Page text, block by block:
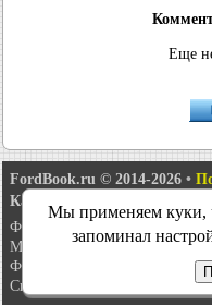
Еще
FordBook.ru © 2014-2026 •
Карта сайта
Фокус 1
Мондео 2•Мондео 3•
Фиеста 2
Таурус
Сиерра
Мы применяем куки,
запоминал